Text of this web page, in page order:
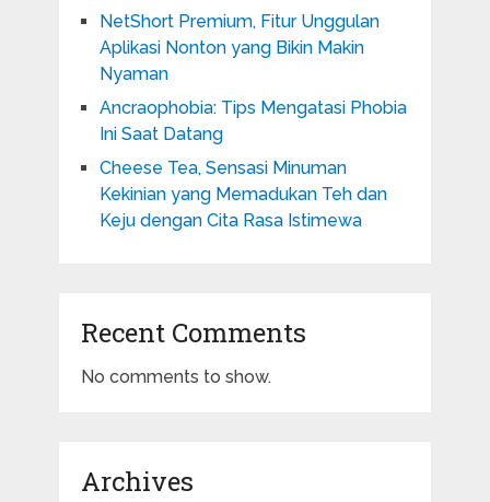
NetShort Premium, Fitur Unggulan
Aplikasi Nonton yang Bikin Makin
Nyaman
Ancraophobia: Tips Mengatasi Phobia
Ini Saat Datang
Cheese Tea, Sensasi Minuman
Kekinian yang Memadukan Teh dan
Keju dengan Cita Rasa Istimewa
Recent Comments
No comments to show.
Archives